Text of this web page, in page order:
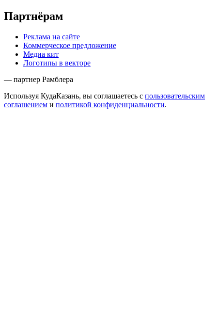
Партнёрам
Реклама на сайте
Коммерческое предложение
Медиа кит
Логотипы в векторе
— партнер Рамблера
Используя КудаКазань, вы соглашаетесь с пользовательским
соглашением и политикой конфиденциальности.